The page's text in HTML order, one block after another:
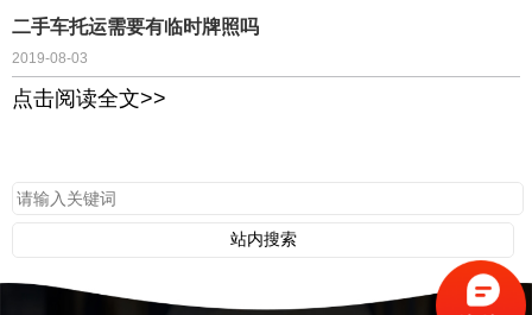
二手车托运需要有临时牌照吗
2019-08-03
点击阅读全文>>